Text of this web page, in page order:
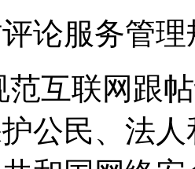
论服务管理
范互联网跟
公民、法